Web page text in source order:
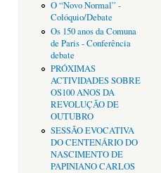
O “Novo Normal” -
Colóquio/Debate
Os 150 anos da Comuna
de Paris - Conferência
debate
PRÓXIMAS
ACTIVIDADES SOBRE
OS100 ANOS DA
REVOLUÇÃO DE
OUTUBRO
SESSÃO EVOCATIVA
DO CENTENÁRIO DO
NASCIMENTO DE
PAPINIANO CARLOS